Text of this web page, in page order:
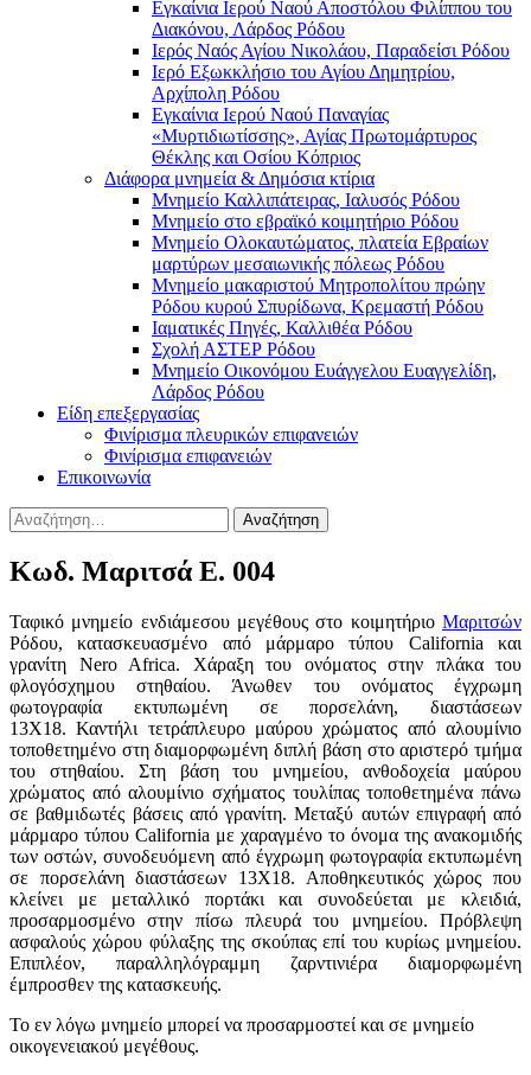
Εγκαίνια Ιερού Ναού Αποστόλου Φιλίππου του
Διακόνου, Λάρδος Ρόδου
Ιερός Ναός Αγίου Νικολάου, Παραδείσι Ρόδου
Ιερό Εξωκκλήσιο του Αγίου Δημητρίου,
Αρχίπολη Ρόδου
Εγκαίνια Ιερού Ναού Παναγίας
«Μυρτιδιωτίσσης», Αγίας Πρωτομάρτυρος
Θέκλης και Οσίου Κόπριος
Διάφορα μνημεία & Δημόσια κτίρια
Μνημείο Καλλιπάτειρας, Ιαλυσός Ρόδου
Μνημείο στο εβραϊκό κοιμητήριο Ρόδου
Μνημείο Ολοκαυτώματος, πλατεία Εβραίων
μαρτύρων μεσαιωνικής πόλεως Ρόδου
Μνημείο μακαριστού Μητροπολίτου πρώην
Ρόδου κυρού Σπυρίδωνα, Κρεμαστή Ρόδου
Ιαματικές Πηγές, Καλλιθέα Ρόδου
Σχολή ΑΣΤΕΡ Ρόδου
Μνημείο Οικονόμου Ευάγγελου Ευαγγελίδη,
Λάρδος Ρόδου
Είδη επεξεργασίας
Φινίρισμα πλευρικών επιφανειών
Φινίρισμα επιφανειών
Επικοινωνία
Αναζήτηση
για:
Κωδ. Μαριτσά Ε. 004
Ταφικό μνημείο ενδιάμεσου μεγέθους στο κοιμητήριο Μαριτσών
Ρόδου, κατασκευασμένο από μάρμαρο τύπου California και
γρανίτη Nero Africa. Χάραξη του ονόματος στην πλάκα του
φλογόσχημου στηθαίου. Άνωθεν του ονόματος έγχρωμη
φωτογραφία εκτυπωμένη σε πορσελάνη, διαστάσεων
13Χ18. Καντήλι τετράπλευρο μαύρου χρώματος από αλουμίνιο
τοποθετημένο στη διαμορφωμένη διπλή βάση στο αριστερό τμήμα
του στηθαίου. Στη βάση του μνημείου, ανθοδοχεία μαύρου
χρώματος από αλουμίνιο σχήματος τουλίπας τοποθετημένα πάνω
σε βαθμιδωτές βάσεις από γρανίτη. Μεταξύ αυτών επιγραφή από
μάρμαρο τύπου California με χαραγμένο το όνομα της ανακομιδής
των οστών, συνοδευόμενη από έγχρωμη φωτογραφία εκτυπωμένη
σε πορσελάνη διαστάσεων 13Χ18. Αποθηκευτικός χώρος που
κλείνει με μεταλλικό πορτάκι και συνοδεύεται με κλειδιά,
προσαρμοσμένο στην πίσω πλευρά του μνημείου. Πρόβλεψη
ασφαλούς χώρου φύλαξης της σκούπας επί του κυρίως μνημείου.
Επιπλέον, παραλληλόγραμμη ζαρντινιέρα διαμορφωμένη
έμπροσθεν της κατασκευής.
Το εν λόγω μνημείο μπορεί να προσαρμοστεί και σε μνημείο
οικογενειακού μεγέθους.